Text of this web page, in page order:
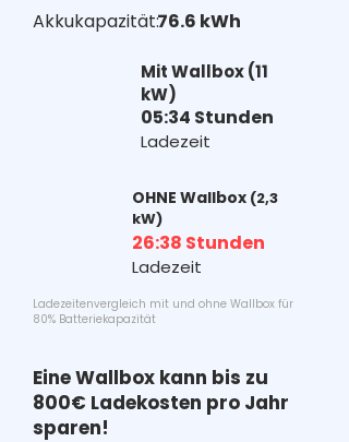
Akkukapazität:76.6 kWh
Mit Wallbox (11
kW)
05:34 Stunden
Ladezeit
OHNE Wallbox (2,3
kW)
26:38 Stunden
Ladezeit
Ladezeitenvergleich mit und ohne Wallbox für
80% Batteriekapazität
Eine Wallbox kann bis zu
800€ Ladekosten pro Jahr
sparen!